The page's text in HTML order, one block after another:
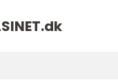
dk